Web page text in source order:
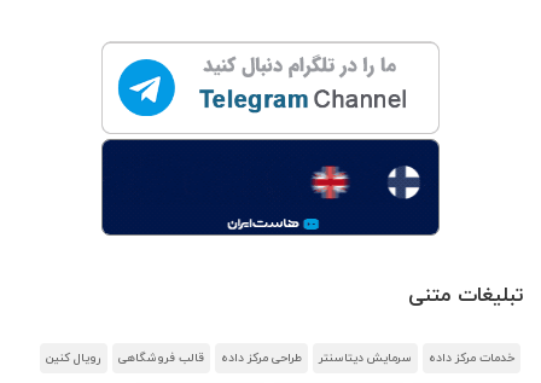
تبلیغات متنی
خدمات مرکز داده سرمایش دیتاسنتر طراحی مرکز داده قالب فروشگاهی رویال کنین